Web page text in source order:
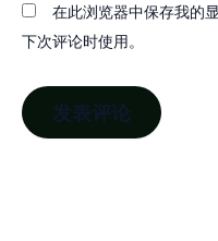
在此浏览器中保存我的
下次评论时使用。